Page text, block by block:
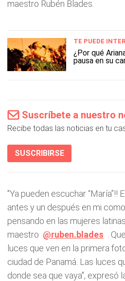
maestro Rubén Blades.
TE PUEDE
¿Por qué
pausa en su
Suscríbete a nuestro
Recibe todas las noticias en tu
SUSCRIBIRSE
"Ya pueden escuchar “María”!!
antes y un después en mi
pensando en las mujeres
maestro @ruben.blades .
luces que ven en la primera
ciudad de Panamá. Las luces
donde sea que vaya", expresó